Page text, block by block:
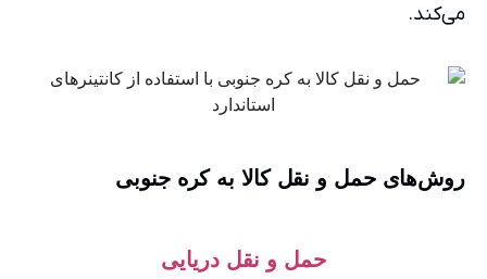
می‌کند.
روش‌های حمل و نقل کالا به کره جنوبی
حمل و نقل دریایی